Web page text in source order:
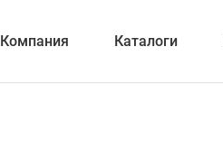
Компания Каталоги